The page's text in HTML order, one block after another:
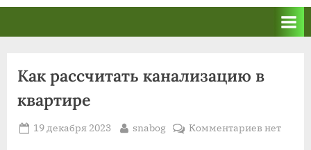
Как рассчитать канализацию в
квартире
Posted
19 декабря 2023 By
snabog Комментариевкнет